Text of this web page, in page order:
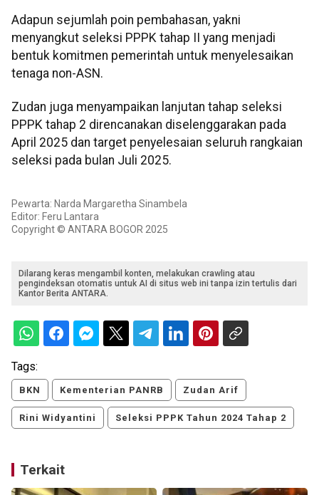
Adapun sejumlah poin pembahasan, yakni
menyangkut seleksi PPPK tahap II yang menjadi
bentuk komitmen pemerintah untuk menyelesaikan
tenaga non-ASN.
Zudan juga menyampaikan lanjutan tahap seleksi
PPPK tahap 2 direncanakan diselenggarakan pada
April 2025 dan target penyelesaian seluruh rangkaian
seleksi pada bulan Juli 2025.
Pewarta: Narda Margaretha Sinambela
Editor: Feru Lantara
Copyright © ANTARA BOGOR 2025
Dilarang keras mengambil konten, melakukan crawling atau
pengindeksan otomatis untuk AI di situs web ini tanpa izin tertulis dari
Kantor Berita ANTARA.
Tags:
BKN Kementerian PANRB Zudan Arif
Rini Widyantini Seleksi PPPK Tahun 2024 Tahap 2
Terkait